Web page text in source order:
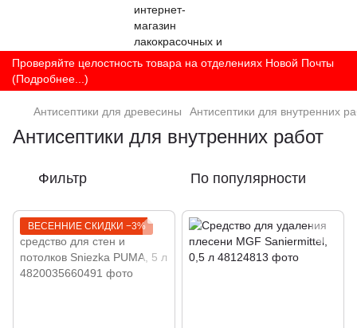
Проверяйте целостность товара на отделениях Новой Почты
(Подробнее...)
Антисептики для древесины Антисептики для внутренних
Антисептики для внутренних работ
Фильтр По популярности
ВЕСЕННИЕ СКИДКИ −3%